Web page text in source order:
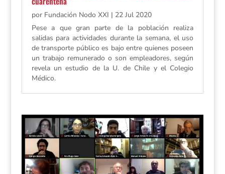
por Fundación Nodo XXI | 22 Jul 2020
Pese a que gran parte de la población realiza
salidas para actividades durante la semana, el uso
de transporte público es bajo entre quienes poseen
un trabajo remunerado o son empleadores, según
revela un estudio de la U. de Chile y el Colegio
Médico.